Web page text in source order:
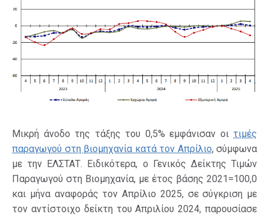
Μικρή άνοδο της τάξης του 0,5% εμφάνισαν οι τιμές
παραγωγού στη βιομηχανία κατά τον Απρίλιο, σύμφωνα
με την ΕΛΣΤΑΤ. Ειδικότερα, ο Γενικός Δείκτης Τιμών
Παραγωγού στη Βιομηχανία, με έτος βάσης 2021=100,0
και μήνα αναφοράς τον Απρίλιο 2025, σε σύγκριση με
τον αντίστοιχο δείκτη του Απριλίου 2024, παρουσίασε